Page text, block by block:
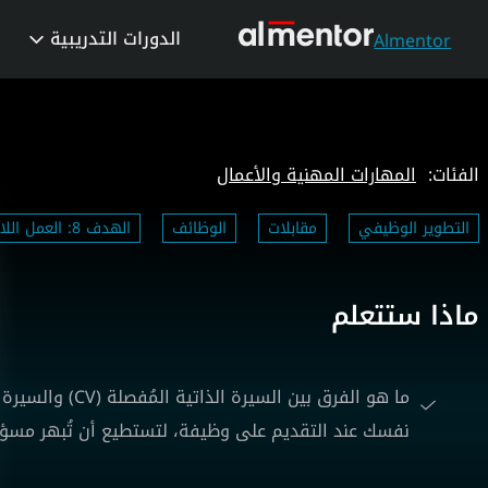
Almentor الدورات التدريبية
الفئات: المهارات المهنية والأعمال
التطوير الوظيفي مقابلات الوظائف الهدف 8: العمل اللائق ونمو الاقتصاد
ماذا ستتعلم
نفسك عند التقديم على وظيفة، لتستطيع أن تُبهر